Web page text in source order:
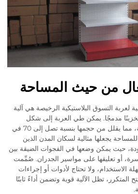
من حيث المساحة
لعربة التسوق البلاستيكية الرخيصة هي آلية
تخزينًا مدمجًا. يمكن طي العربة إلى شكل
مسطح بحركة طي بسيطة، مما يقلل من حجمها بنسبة تصل إلى 70 في
يجعلها مثالية لسكان المدن الذين
حيث يمكن وضعها في الفجوات الضيقة بين
أو تعليقها على مواسير الجدران. صُمِّمت
الاستخدام، ولا تحتاج لأدوات أو إجراءات
تظل الآلية قوية وتضمن أداءً ثابتًا